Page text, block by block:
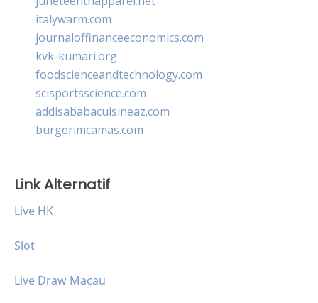
italywarm.com
journaloffinanceeconomics.com
kvk-kumari.org
foodscienceandtechnology.com
scisportsscience.com
addisababacuisineaz.com
burgerimcamas.com
Link Alternatif
Live HK
Slot
Live Draw Macau